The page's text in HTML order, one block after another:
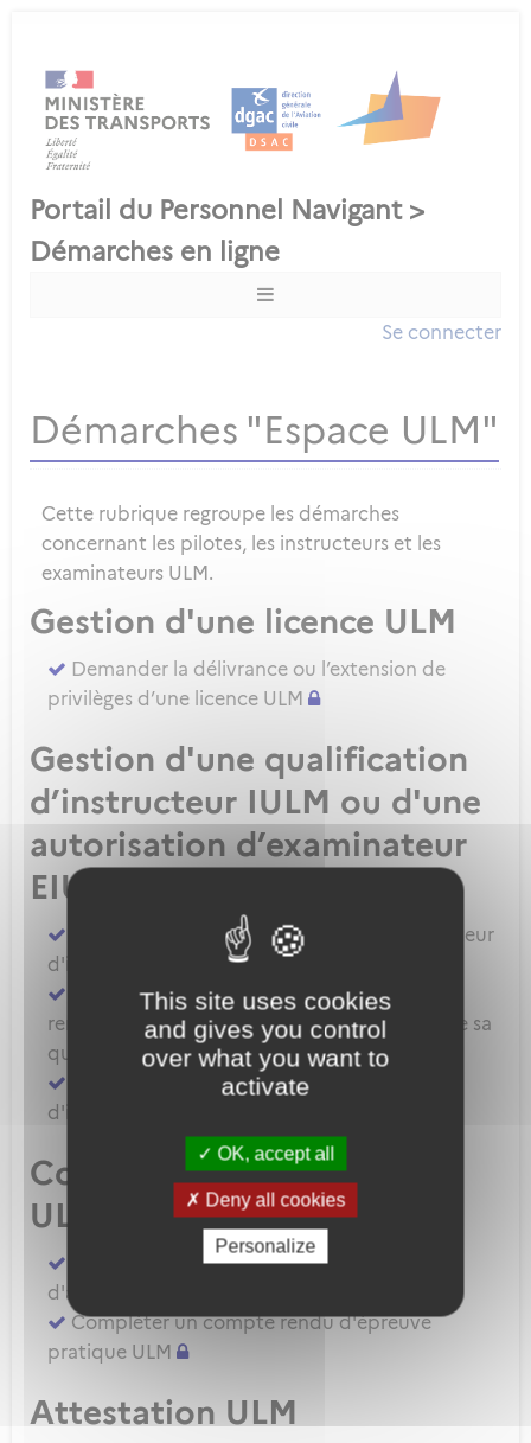
This site uses cookies
and gives you control
over what you want to
activate
OK, accept all
Deny all cookies
Personalize
Se connecter
Démarches "Espace ULM"
Cette rubrique regroupe les démarches
concernant les pilotes, les instructeurs et les
examinateurs ULM.
Gestion d'une licence ULM
Demander la délivrance ou l’extension de
privilèges d’une licence ULM
Gestion d'une qualification
d’instructeur IULM ou d'une
autorisation d’examinateur
EIULM
Attester des prérequis pour devenir formateur
d'instructeur ULM
Demander la délivrance, la prorogation, le
renouvellement ou l'extension de privilèges de sa
qualification IULM
Demander une autorisation d'examinateur
d'instructeur EIULM
Compte rendu d’épreuve
ULM
Compléter un compte rendu d'épreuve
d'aptitude pratique instructeur IULM.
Compléter un compte rendu d'épreuve
pratique ULM
Attestation ULM